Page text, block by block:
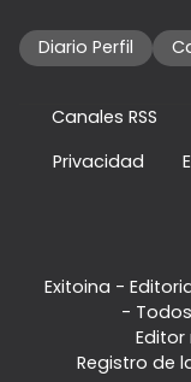
Diario Perfil
Canales RSS
Privacidad
Exitoina -
-
Editor
Registro de